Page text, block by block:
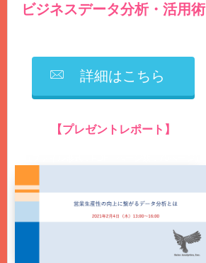
ビジネスデータ分析・活用術
詳細はこちら
【プレゼントレポート】